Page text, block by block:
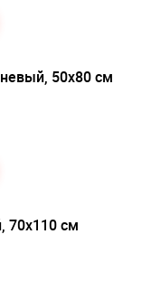
50х80 см
70х110 см